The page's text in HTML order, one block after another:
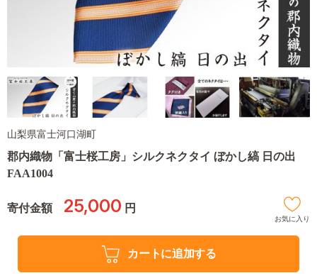
山梨県富士河口湖町
郡内織物「富士桜工房」シルクネクタイ ぼかし縞 日の出
FAA1004
寄付金額 25,000 円
お気に入り
カートに追加する